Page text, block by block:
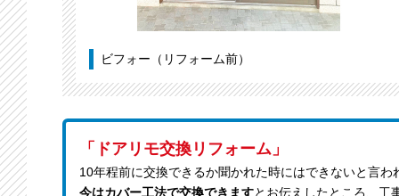
ビフォー（リフォーム前）
「ドアリモ交換リフォーム」
10年程前に交換できるか聞かれた時にはできないと言わ
今はカバー工法で交換できますとお伝えしたところ、工